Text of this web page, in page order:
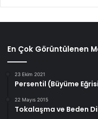
En Çok Görüntülenen
23 Ekim 2021
Persentil (Büyüme
22 Mayıs 2015
Tokalaşma ve Beden